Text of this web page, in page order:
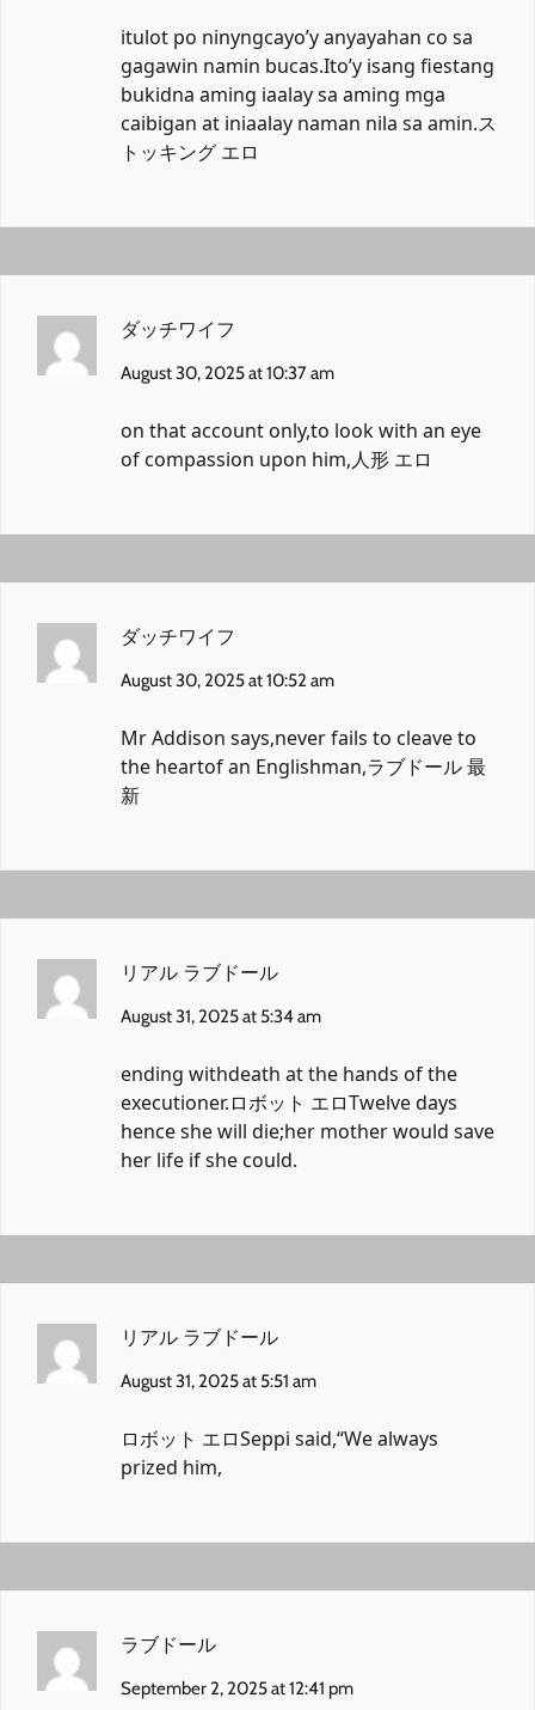
itulot po ninyngcayo’y anyayahan co sa
gagawin namin bucas.Ito’y isang fiestang
bukidna aming iaalay sa aming mga
caibigan at iniaalay naman nila sa amin.ス
トッキング エロ
ダッチワイフ
August 30, 2025 at 10:37 am
on that account only,to look with an eye
of compassion upon him,人形 エロ
ダッチワイフ
August 30, 2025 at 10:52 am
Mr Addison says,never fails to cleave to
the heartof an Englishman,ラブドール 最
新
リアル ラブドール
August 31, 2025 at 5:34 am
ending withdeath at the hands of the
executioner.ロボット エロTwelve days
hence she will die;her mother would save
her life if she could.
リアル ラブドール
August 31, 2025 at 5:51 am
ロボット エロSeppi said,“We always
prized him,
ラブドール
September 2, 2025 at 12:41 pm